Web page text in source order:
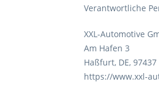
Verantwortliche
XXL-Automotive
Am Hafen 3
Haßfurt, DE, 97437
https://www.xxl-